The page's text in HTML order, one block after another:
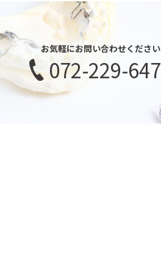
お気軽にお問い合わせください
072-229-